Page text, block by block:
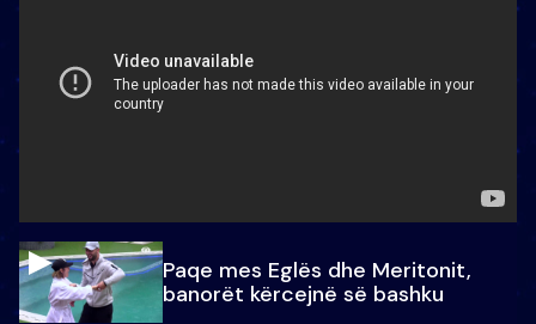
Paqe mes Eglës dhe Meritonit,
banorët kërcejnë së bashku